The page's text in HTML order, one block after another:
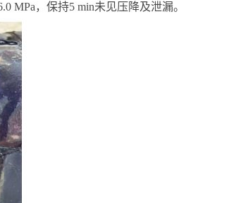
MPa，保持5 min未见压降及泄漏。